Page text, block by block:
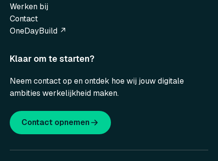
Werken bij
Contact
OneDayBuild ↗
Klaar om te starten?
Neem contact op en ontdek hoe wij jouw digitale
ambities werkelijkheid maken.
Contact opnemen